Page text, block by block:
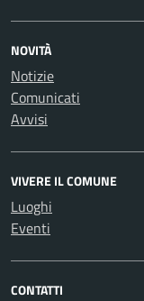
NOVITÀ
Notizie
Comunicati
Avvisi
VIVERE IL COMUNE
Luoghi
Eventi
CONTATTI